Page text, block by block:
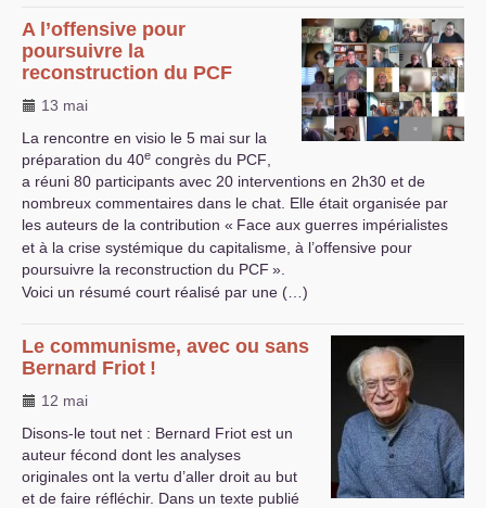
A l’offensive pour
poursuivre la
reconstruction du PCF
13 mai
La rencontre en visio le 5 mai sur la
préparation du 40e congrès du PCF
a réuni 80 participants avec 20 interventions en 2h30 et de
nombreux commentaires dans le chat. Elle était organisée par
les auteurs de la contribution « Face aux guerres impérialistes
et à la crise systémique du capitalisme, à l’offensive pour
poursuivre la reconstruction du PCF ».
Voici un résumé court réalisé par une (…)
Le communisme, avec ou sans
Bernard Friot !
12 mai
Disons-le tout net : Bernard Friot est un
auteur fécond dont les analyses
originales ont la vertu d’aller droit au but
et de faire réfléchir. Dans un texte publié